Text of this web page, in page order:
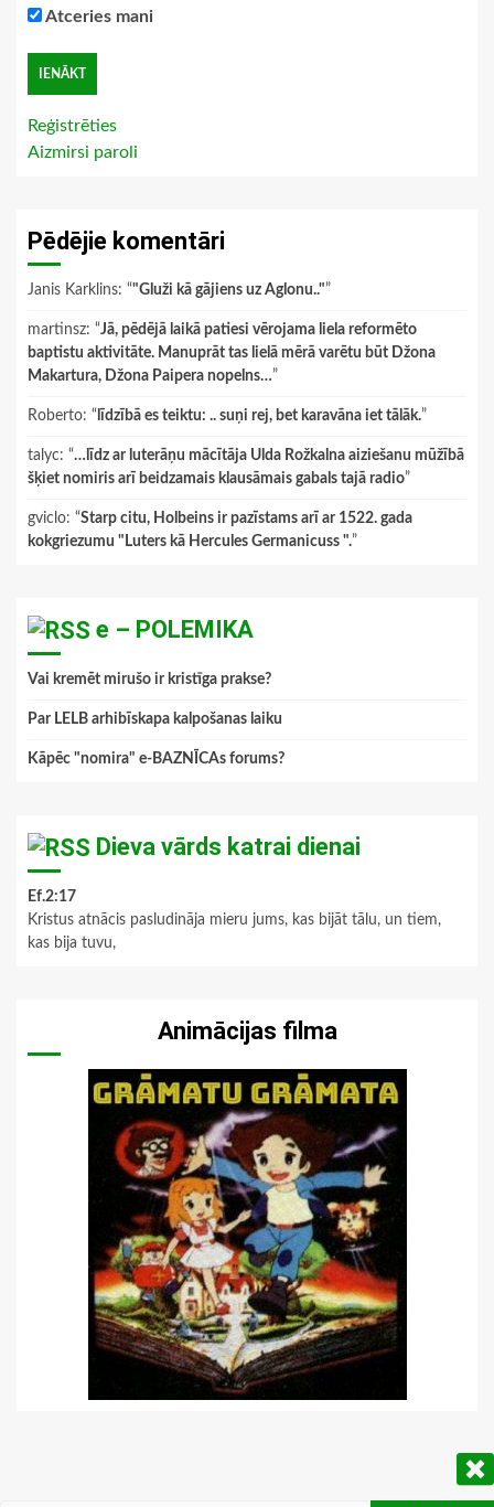
Atceries mani
Reģistrēties
Aizmirsi paroli
Pēdējie komentāri
Janis Karklins: “"Gluži kā gājiens uz Aglonu.."”
martinsz: “Jā, pēdējā laikā patiesi vērojama liela reformēto
baptistu aktivitāte. Manuprāt tas lielā mērā varētu būt Džona
Makartura, Džona Paipera nopelns…”
Roberto: “ līdzībā es teiktu: .. suņi rej, bet karavāna iet tālāk.”
talyc: “…līdz ar luterāņu mācītāja Ulda Rožkalna aiziešanu mūžībā
šķiet nomiris arī beidzamais klausāmais gabals tajā radio”
gviclo: “Starp citu, Holbeins ir pazīstams arī ar 1522. gada
kokgriezumu "Luters kā Hercules Germanicuss ".”
e – POLEMIKA
Vai kremēt mirušo ir kristīga prakse?
Par LELB arhibīskapa kalpošanas laiku
Kāpēc "nomira" e-BAZNĪCAs forums?
Dieva vārds katrai dienai
Ef.2:17
Kristus atnācis pasludināja mieru jums, kas bijāt tālu, un tiem,
kas bija tuvu,
Animācijas filma